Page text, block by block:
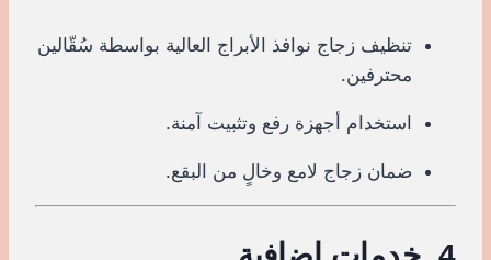
تنظيف زجاج نوافذ الأبراج العالية بواسطة سُقّالين
محترفين.
استخدام أجهزة رفع وتثبيت آمنة.
ضمان زجاج لامع وخالٍ من البقع.